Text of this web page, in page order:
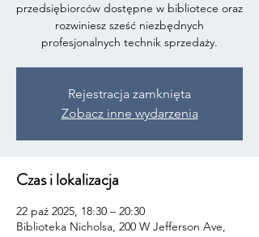
przedsiębiorców dostępne w bibliotece oraz
rozwiniesz sześć niezbędnych
profesjonalnych technik sprzedaży.
Rejestracja zamknięta
Zobacz inne wydarzenia
Czas i lokalizacja
22 paź 2025, 18:30 – 20:30
Biblioteka Nicholsa, 200 W Jefferson Ave,